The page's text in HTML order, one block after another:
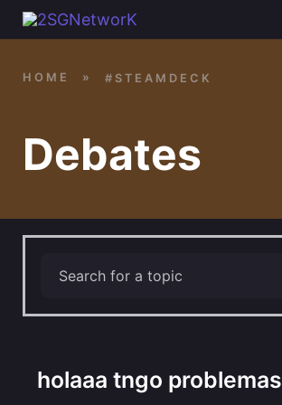
Skip to main content
Debates
HOME » #STEAMDECK
holaaa tngo problemas